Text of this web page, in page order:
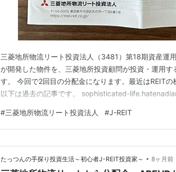
三菱地所物流リート投資法人（3481）第18期資産運
が開発した物件を、三菱地所投資顧問が投資・運用す
す。 今回で2回目の分配金になります。最近はREITの
以下は過去の記事です。 sophisticated-
#三菱地所物流リート投資法人 #J-REIT
たっつんの手探り投資生活～初心者J-REIT投資家～ • 8ヶ月前